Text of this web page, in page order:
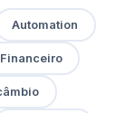
Automation
Financeiro